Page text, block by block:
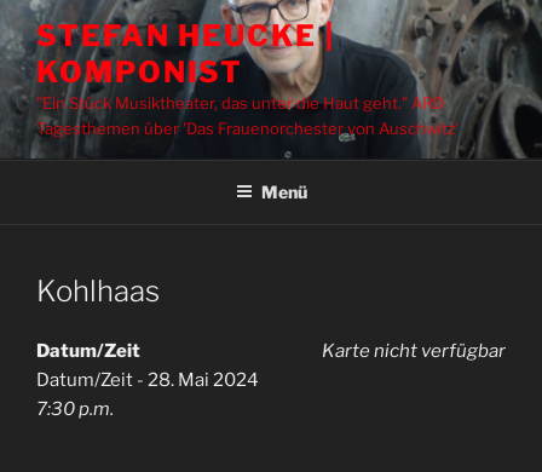
Zum
Inhalt
springen
STEFAN HEUCKE |
KOMPONIST
"Ein Stück Musiktheater, das unter die Haut geht." ARD
Tagesthemen über 'Das Frauenorchester von Auschwitz'
Menü
Kohlhaas
Karte nicht verfügbar
Datum/Zeit
Datum/Zeit - 28. Mai 2024
7:30 p.m.